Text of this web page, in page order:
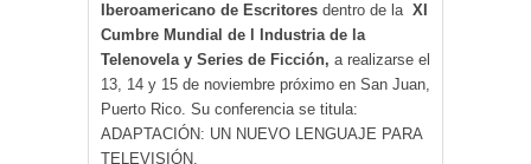
Iberoamericano de Escritores dentro de la XI
Cumbre Mundial de l Industria de la
Telenovela y Series de Ficción, a realizarse el
13, 14 y 15 de noviembre próximo en San Juan,
Puerto Rico. Su conferencia se titula:
ADAPTACIÓN: UN NUEVO LENGUAJE PARA
TELEVISIÓN.